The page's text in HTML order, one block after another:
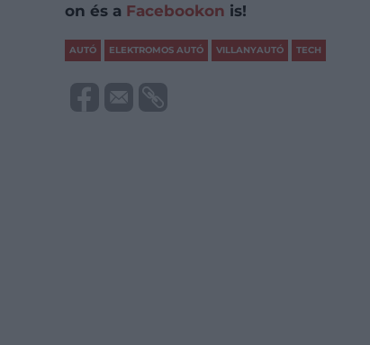
on és a Facebookon is!
AUTÓ ELEKTROMOS AUTÓ VILLANYAUTÓ TECH